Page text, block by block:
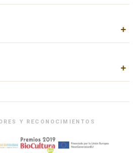
+
+
Y RECONOCIMIENTOS